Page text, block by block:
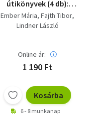
útikönyvek (4 db):
Berlin, az NDK
fővárosa + München +
Svájc
Ember Mária Fajth Tibor
Lindner László
Online ár:
1 190 Ft
Kosárba
6 - 8 munkanap